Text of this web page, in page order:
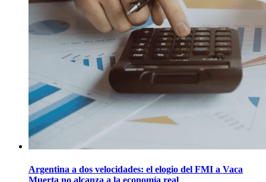
Argentina a dos velocidades: el elogio del FMI a Vaca